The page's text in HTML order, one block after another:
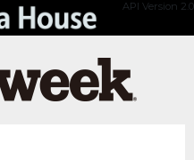
API Version 2.0